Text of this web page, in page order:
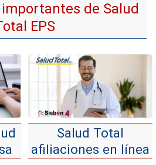
de Salud
EPS
Salud Total
afiliaciones en línea